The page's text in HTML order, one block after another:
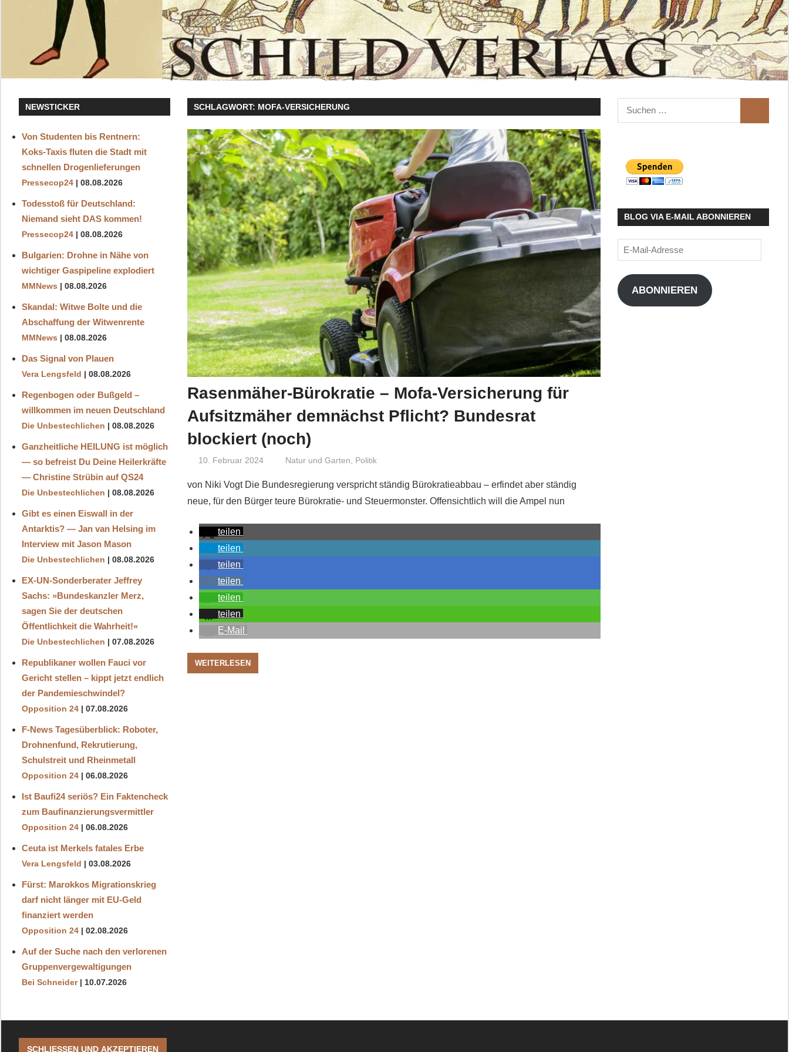
SCHLAGWORT: MOFA-VERSICHERUNG
Rasenmäher-Bürokratie – Mofa-Versicherung für
Aufsitzmäher demnächst Pflicht? Bundesrat
blockiert (noch)
10. Februar 2024 Niki Vogt
Natur und Garten Politik
von Niki Vogt Die Bundesregierung verspricht ständig Bürokratieabbau – erfindet aber ständig
neue, für den Bürger teure Bürokratie- und Steuermonster. Offensichtlich will die Ampel nun
teilen
teilen
teilen
teilen
teilen
teilen
E-Mail
WEITERLESEN
NEWSTICKER
Von Studenten bis Rentnern:
Koks‑Taxis fluten die Stadt mit
schnellen Drogenlieferungen
Pressecop24 08.08.2026
Todesstoß für Deutschland:
Niemand sieht DAS kommen!
Pressecop24 08.08.2026
Bulgarien: Drohne in Nähe von
wichtiger Gaspipeline explodiert
MMNews 08.08.2026
Skandal: Witwe Bolte und die
Abschaffung der Witwenrente
MMNews 08.08.2026
Das Signal von Plauen
Vera Lengsfeld 08.08.2026
Regenbogen oder Bußgeld –
willkommen im neuen Deutschland
Die Unbestechlichen 08.08.2026
Ganzheitliche HEILUNG ist möglich
— so befreist Du Deine Heilerkräfte
— Christine Strübin auf QS24
Die Unbestechlichen 08.08.2026
Gibt es einen Eiswall in der
Antarktis? — Jan van Helsing im
Interview mit Jason Mason
Die Unbestechlichen 08.08.2026
EX-UN-Sonderberater Jeffrey
Sachs: »Bundeskanzler Merz,
sagen Sie der deutschen
Öffentlichkeit die Wahrheit!«
Die Unbestechlichen 07.08.2026
Republikaner wollen Fauci vor
Gericht stellen – kippt jetzt endlich
der Pandemieschwindel?
Opposition 24 07.08.2026
F-News Tagesüberblick: Roboter,
Drohnenfund, Rekrutierung,
Schulstreit und Rheinmetall
Opposition 24 06.08.2026
Ist Baufi24 seriös? Ein Faktencheck
zum Baufinanzierungsvermittler
Opposition 24 06.08.2026
Ceuta ist Merkels fatales Erbe
Vera Lengsfeld 03.08.2026
Fürst: Marokkos Migrationskrieg
darf nicht länger mit EU-Geld
finanziert werden
Opposition 24 02.08.2026
Auf der Suche nach den verlorenen
Gruppenvergewaltigungen
Bei Schneider 10.07.2026
Suchen
nach:
BLOG VIA E-MAIL ABONNIEREN
E-
Mail-
Adresse
ABONNIEREN